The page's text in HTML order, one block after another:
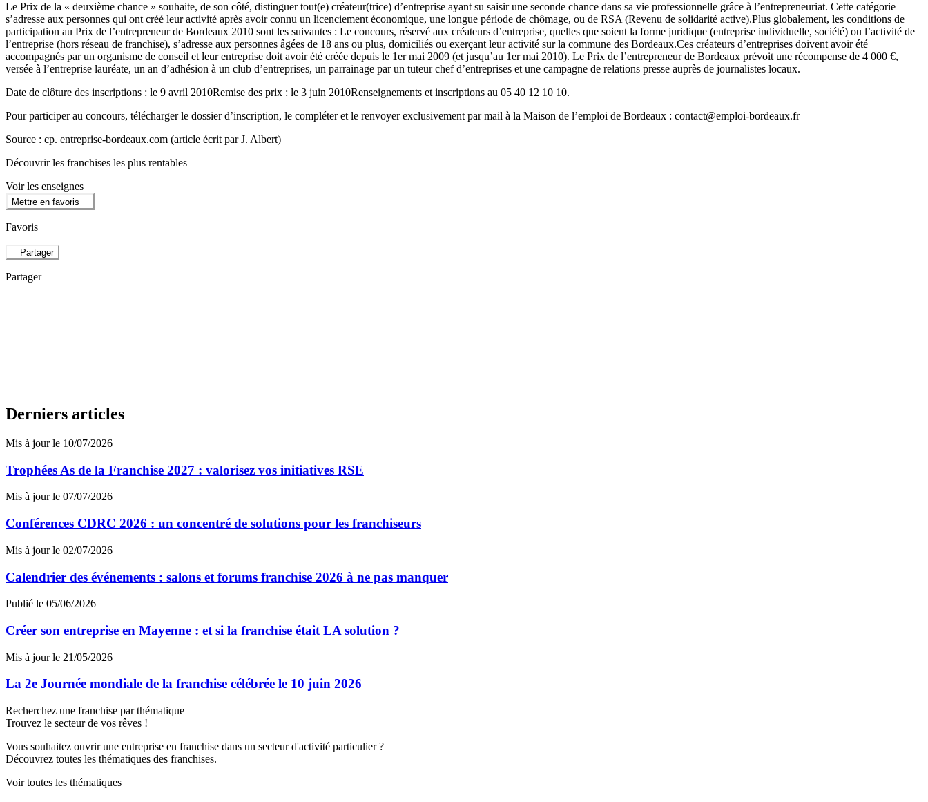
Le Prix de la « deuxième chance » souhaite, de son côté, distinguer tout(e) créateur(trice) d’entreprise ayant su saisir une seconde chance dans sa vie professionnelle grâce à l’entrepreneuriat. Cette catégorie
s’adresse aux personnes qui ont créé leur activité après avoir connu un licenciement économique, une longue période de chômage, ou de RSA (Revenu de solidarité active).Plus globalement, les conditions de
participation au Prix de l’entrepreneur de Bordeaux 2010 sont les suivantes : Le concours, réservé aux créateurs d’entreprise, quelles que soient la forme juridique (entreprise individuelle, société) ou l’activité de
l’entreprise (hors réseau de franchise), s’adresse aux personnes âgées de 18 ans ou plus, domiciliés ou exerçant leur activité sur la commune des Bordeaux.Ces créateurs d’entreprises doivent avoir été
accompagnés par un organisme de conseil et leur entreprise doit avoir été créée depuis le 1er mai 2009 (et jusqu’au 1er mai 2010). Le Prix de l’entrepreneur de Bordeaux prévoit une récompense de 4 000 €,
versée à l’entreprise lauréate, un an d’adhésion à un club d’entreprises, un parrainage par un tuteur chef d’entreprises et une campagne de relations presse auprès de journalistes locaux.
Date de clôture des inscriptions : le 9 avril 2010Remise des prix : le 3 juin 2010Renseignements et inscriptions au 05 40 12 10 10.
Pour participer au concours, télécharger le dossier d’inscription, le compléter et le renvoyer exclusivement par mail à la Maison de l’emploi de Bordeaux : contact@emploi-bordeaux.fr
Source : cp. entreprise-bordeaux.com (article écrit par J. Albert)
Découvrir les franchises les plus rentables
Voir les enseignes
Mettre en favoris
Favoris
Partager
Partager
Derniers articles
Mis à jour le 10/07/2026
Trophées As de la Franchise 2027 : valorisez vos initiatives RSE
Mis à jour le 07/07/2026
Conférences CDRC 2026 : un concentré de solutions pour les franchiseurs
Mis à jour le 02/07/2026
Calendrier des événements : salons et forums franchise 2026 à ne pas manquer
Publié le 05/06/2026
Créer son entreprise en Mayenne : et si la franchise était LA solution ?
Mis à jour le 21/05/2026
La 2e Journée mondiale de la franchise célébrée le 10 juin 2026
Recherchez une franchise par thématique
Trouvez le secteur de vos rêves !
Vous souhaitez ouvrir une entreprise en franchise dans un secteur d'activité particulier ?
Découvrez toutes les thématiques des franchises.
Voir toutes les thématiques